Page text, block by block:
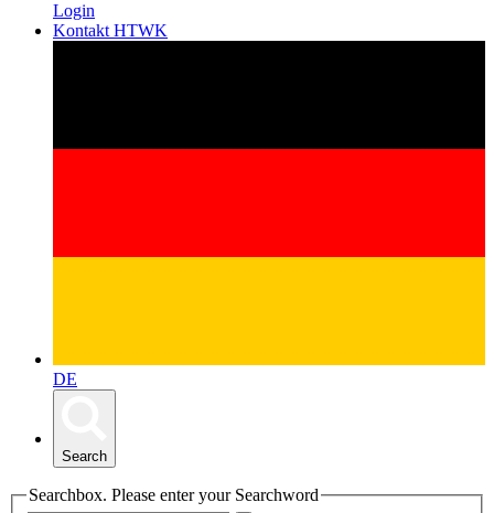
Login
Kontakt HTWK
DE
Search
Searchbox. Please enter your Searchword